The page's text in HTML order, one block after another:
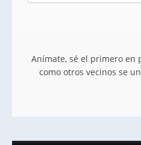
Anímate, sé el primero en
como otros vecinos se